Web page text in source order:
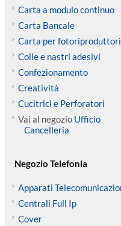
Carta a modulo continuo
Carta Bancale
Carta per fotoriproduttori
Colle e nastri adesivi
Confezionamento
Creatività
Cucitrici e Perforatori
Vai al negozio Ufficio
Cancelleria
Negozio Telefonia
Apparati
Centrali Full Ip
Cover